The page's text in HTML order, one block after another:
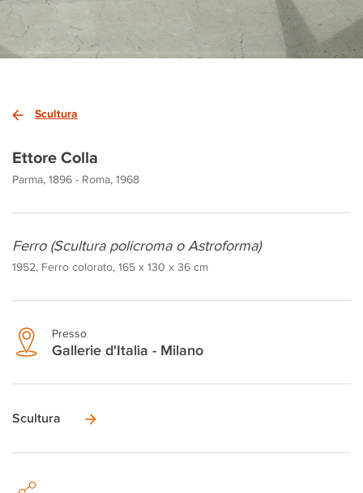
Scultura
Ettore Colla
Parma, 1896 - Roma, 1968
Ferro (Scultura policroma o Astroforma)
1952, Ferro colorato, 165 x 130 x 36 cm
Presso
Gallerie d'Italia - Milano
Scultura